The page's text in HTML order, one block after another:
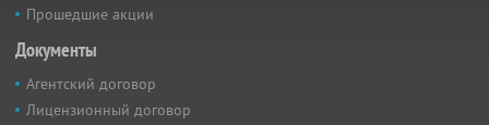
Прошедшие акции
Документы
Агентский договор
Лицензионный договор